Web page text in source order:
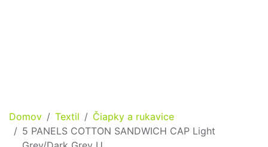
Domov Textil
Čiapky a rukavice
5 PANELS COTTON SANDWICH CAP Light